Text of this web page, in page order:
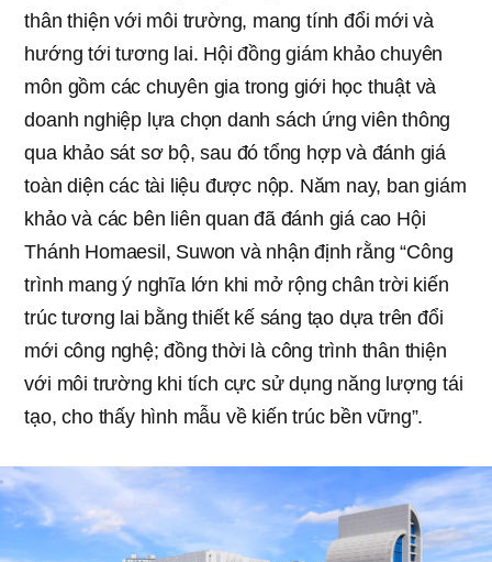
thân thiện với môi trường, mang tính đổi mới và
hướng tới tương lai. Hội đồng giám khảo chuyên
môn gồm các chuyên gia trong giới học thuật và
doanh nghiệp lựa chọn danh sách ứng viên thông
qua khảo sát sơ bộ, sau đó tổng hợp và đánh giá
toàn diện các tài liệu được nộp. Năm nay, ban giám
khảo và các bên liên quan đã đánh giá cao Hội
Thánh Homaesil, Suwon và nhận định rằng “Công
trình mang ý nghĩa lớn khi mở rộng chân trời kiến
trúc tương lai bằng thiết kế sáng tạo dựa trên đổi
mới công nghệ; đồng thời là công trình thân thiện
với môi trường khi tích cực sử dụng năng lượng tái
tạo, cho thấy hình mẫu về kiến trúc bền vững”.